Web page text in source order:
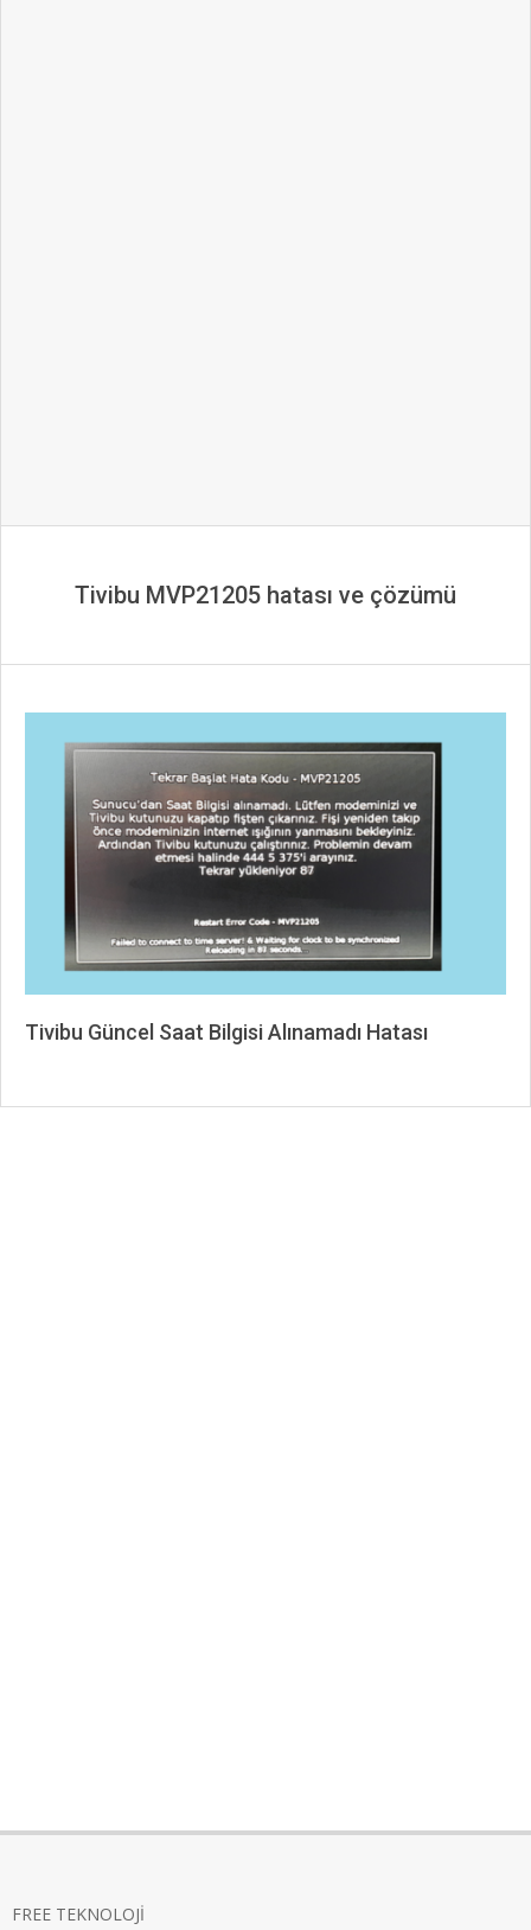
Tivibu MVP21205 hatası ve çözümü
Tivibu Güncel Saat Bilgisi Alınamadı Hatası
FREE TEKNOLOJİ